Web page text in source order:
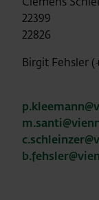
22826
Birgit Fehsler